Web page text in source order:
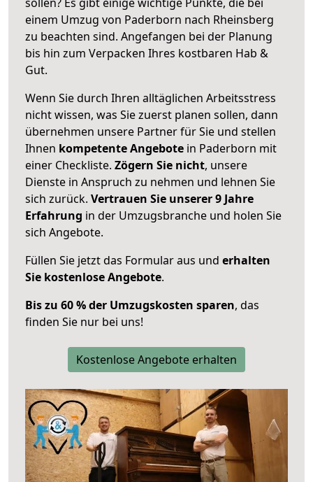
einem Umzug von Paderborn nach Rheinsberg
zu beachten sind. Angefangen bei der Planung
bis hin zum Verpacken Ihres kostbaren Hab &
Gut.
Wenn Sie durch Ihren alltäglichen Arbeitsstress
nicht wissen, was Sie zuerst planen sollen, dann
übernehmen unsere Partner für Sie und stellen
Ihnen kompetente Angebote in Paderborn mit
einer Checkliste. Zögern Sie nicht, unsere
Dienste in Anspruch zu nehmen und lehnen Sie
sich zurück. Vertrauen Sie unserer 9 Jahre
Erfahrung in der Umzugsbranche und holen Sie
sich Angebote.
Füllen Sie jetzt das Formular aus und erhalten
Sie kostenlose Angebote.
Bis zu 60 % der Umzugskosten sparen, das
finden Sie nur bei uns!
Kostenlose Angebote erhalten